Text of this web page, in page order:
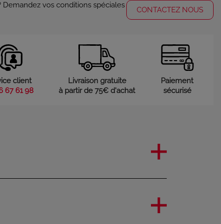
Demandez vos conditions spéciales
CONTACTEZ NOUS
client
67 61 98
Livraison gratuite
à partir de 75€ d'achat
Paiement
sécurisé